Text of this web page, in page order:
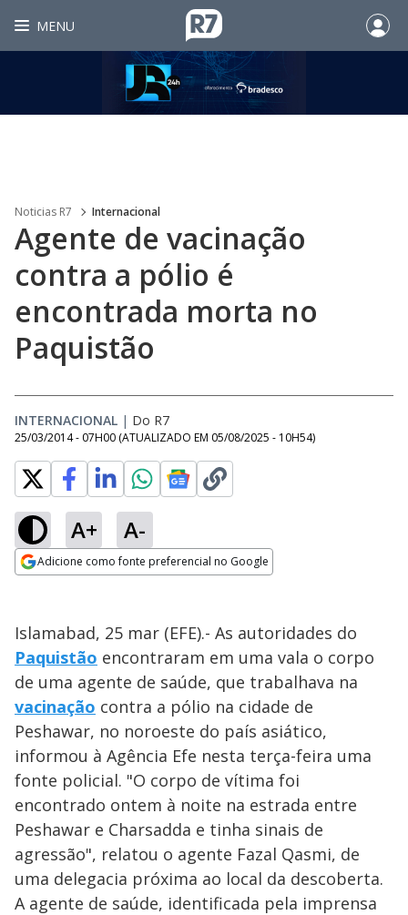
MENU
Noticias R7 Internacional
Agente de vacinação
contra a pólio é
encontrada morta no
Paquistão
INTERNACIONAL | Do R7
25/03/2014 - 07H00 (ATUALIZADO EM 05/08/2025 - 10H54)
A+ A-
Adicione como fonte preferencial no Google
Islamabad, 25 mar (EFE).- As autoridades do
Paquistão encontraram em uma vala o corpo
de uma agente de saúde, que trabalhava na
vacinação contra a pólio na cidade de
Peshawar, no noroeste do país asiático,
informou à Agência Efe nesta terça-feira uma
fonte policial. "O corpo de vítima foi
encontrado ontem à noite na estrada entre
Peshawar e Charsadda e tinha sinais de
agressão", relatou o agente Fazal Qasmi, de
uma delegacia próxima ao local da descoberta.
A agente de saúde, identificada pela imprensa